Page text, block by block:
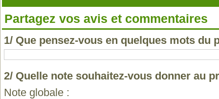
Partagez vos avis et commentaires
1/ Que pensez-vous en quelques mots du
2/ Quelle note souhaitez-vous donner au
Note globale :